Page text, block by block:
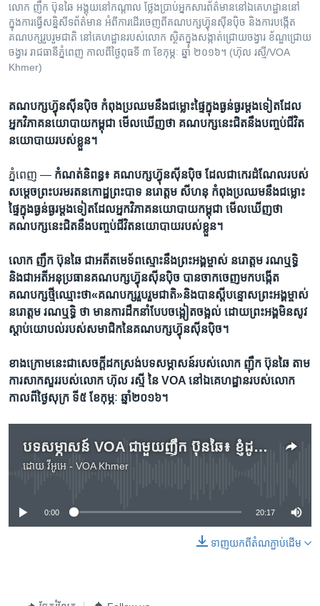
ទៅ​
កាន់​
ទំព័រ​
ស្វែង​
លោក​ ញឹក​ ប៊ុនឆៃ​ អង្គុយ​នៅ​កណ្តាល​ ថ្លែង​ប្រាប់​អ្នកសារព័ត៌មាន​នៅ​ឯ​គេហដ្ឋាន​នៅ​
ក្នុង​ការ​ធ្វើ​សន្និសីទ​ព័ត៌មាន​​ អំពី​ការ​ដើរ​ចេញ​ពី​គណបក្ស​ហ៊្វុនស៊ីនប៉ិច​ និង​ការ​បង្កើត​
គណបក្ស​រួបរួម​ជាតិ​​ ​នៅ​គេហដ្ឋាន​របស់​លោក​ ស្ថិត​ក្នុង​សង្កាត់​ជ្រោយ​ចង្វារ​ ខ័ណ្ឌ​ជ្រោយ​
ចង្វារ​ រាជធានី​ភ្នំពេញ​ កាល​ពី​ថ្ងៃ​ពុធ​ទី​ ៣​ ខែ​កុម្ភៈ​ ឆ្នាំ​ ២០១៦​។ (ហ៊ុល រស្មី/VOA
Khmer)
គណបក្ស​ហ៊្វុនស៊ីនប៉ិច​​​ កំពុង​ប្រឈម​នឹង​ជម្លោះ​ផ្ទៃ​ក្នុង​ធ្ងន់ធ្ងរ​ម្តង​ទៀត​ដែល​
អ្នក​វិភាគ​នយោបាយ​កម្ពុជា​ មើល​ឃើញ​ថា​ គណបក្ស​នេះ​ជិត​នឹង​បញ្ចប់​ជីវិត​
នយោបាយ​របស់​ខ្លួន។​
ភ្នំពេញ — កំណត់​និពន្ធ៖​ គណបក្ស​ហ៊្វុនស៊ីនប៉ិច​ ​ដែល​ជា​កេរដំណែល​របស់​
សម្តេច​ព្រះ​បរមរតនកោដ្ឋ​ព្រះបាទ​ នរោត្តម​ សីហនុ កំពុង​ប្រឈម​នឹង​ជម្លោះ​
ផ្ទៃ​ក្នុង​ធ្ងន់ធ្ងរ​ម្តង​ទៀត​ដែល​អ្នក​វិភាគ​នយោបាយ​កម្ពុជា​ មើល​ឃើញ​ថា​
គណបក្ស​នេះ​ជិត​នឹង​បញ្ចប់​ជីវិត​នយោបាយ​របស់​ខ្លួន។​
លោក​ ញឹក ប៊ុនឆៃ​ ​ជា​អតីត​មេទ័ព​ស្មោះ​នឹង​ព្រះ​អង្គម្ចាស់​ នរោត្តម ​រណឬទ្ធិ​
និង​ជា​អតីអនុប្រធាន​គណបក្ស​ហ៊្វុន​ស៊ីន​ប៉ិច​ បាន​ចាកចេញ​មក​បង្កើត​
គណបក្ស​ថ្មី​ឈ្មោះ​ថា​«គណបក្ស​រួបរួម​ជាតិ‍»​និង​បាន​ស្តី​បន្ទោស​ព្រះអង្គម្ចាស់ ​
នរោត្តម ​រណឬទ្ធិ​ ថា ​មាន​ការ​ដឹក​នាំ​បែប​ចង្អៀត​ចង្អល់​ ដោយ​ព្រះ​អង្គ​មិន​សូវ​
ស្តាប់​យោបល់​របស់​សមាជិក​នៃ​គណបក្ស​ហ៊្វុនស៊ីនប៉ិច។
ខាង​ក្រោម​នេះ​ជា​សេចក្តី​ដកស្រង់​បទ​សម្ភាសន៍​របស់​លោក ​ញ៉ឹក ប៊ុនឆៃ ​តាម​
ការ​សាកសួរ​របស់​លោក​ ហ៊ុល រស្មី​ នៃ VOA នៅ​ឯ​គេហដ្ឋាន​របស់​លោក​
កាល​ពី​ថ្ងៃ​សុក្រ ទី​៥ ​ខែ​កុម្ភៈ​ ឆ្នាំ​២០១៦។
បទសម្ភាសន៍​ VOA ជាមួយ​ញ៉ឹក ប៊ុនឆៃ៖ ខ្ញុំ​ដូច​ជា​«ទីងមោង‍» ​ក្រោយ​ពី​​​បក្ស​ហ្វ៊ុនស៊ីនប៉ិច​រួបរួម
ដោយវីអូអេ - VOA Khmer
0:00 20:17
ទាញ​យក​ពី​តំណភ្ជាប់​ដើម